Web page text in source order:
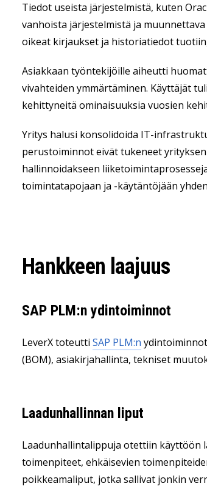
Tiedot useista järjestelmistä, kuten
vanhoista järjestelmistä ja
oikeat kirjaukset ja historiatiedot
Asiakkaan työntekijöille aiheutti
vivahteiden ymmärtäminen. Käyttäjät
kehittyneitä ominaisuuksia vuosien
Yritys halusi konsolidoida IT-
perustoiminnot eivät tukeneet
hallinnoidakseen
toimintatapojaan ja -käytäntöjään
Hankkeen laajuus
SAP PLM:n ydintoiminnot
LeverX toteutti SAP PLM:n ydintoiminnot
(BOM), asiakirjahallinta, tekniset
Laadunhallinnan liput
Laadunhallintalippuja otettiin käyttöön
toimenpiteet, ehkäisevien
poikkeamaliput, jotka sallivat jonkin